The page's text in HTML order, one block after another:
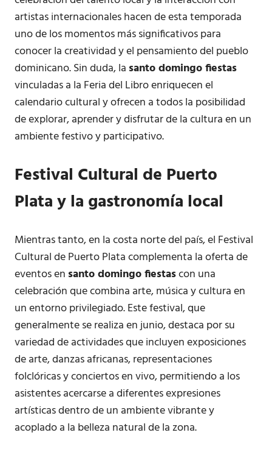
artistas internacionales hacen de esta temporada
uno de los momentos más significativos para
conocer la creatividad y el pensamiento del pueblo
dominicano. Sin duda, la santo domingo fiestas
vinculadas a la Feria del Libro enriquecen el
calendario cultural y ofrecen a todos la posibilidad
de explorar, aprender y disfrutar de la cultura en un
ambiente festivo y participativo.
Festival Cultural de Puerto
Plata y la gastronomía local
Mientras tanto, en la costa norte del país, el Festival
Cultural de Puerto Plata complementa la oferta de
eventos en santo domingo fiestascon una
celebración que combina arte, música y cultura en
un entorno privilegiado. Este festival, que
generalmente se realiza en junio, destaca por su
variedad de actividades que incluyen exposiciones
de arte, danzas africanas, representaciones
folclóricas y conciertos en vivo, permitiendo a los
asistentes acercarse a diferentes expresiones
artísticas dentro de un ambiente vibrante y
acoplado a la belleza natural de la zona.